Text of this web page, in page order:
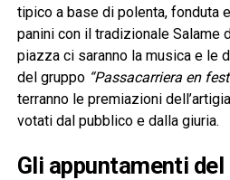
tipico a base di polenta, fonduta
panini con il tradizionale Salame
piazza ci saranno la musica e le
del gruppo “Passacarriera en
terranno le premiazioni
votati dal pubblico e dalla giuria.
Gli appuntamenti